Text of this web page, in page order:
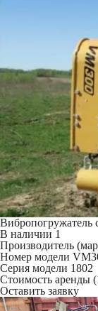
В наличии 1
Производитель
Номер модели
Серия модели 1802
Стоимость аренды
Оставить заявку